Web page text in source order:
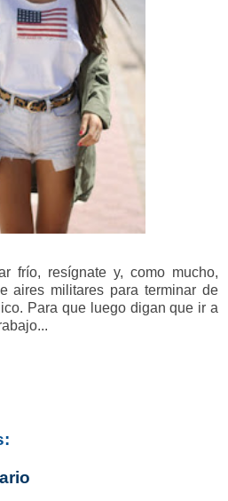
frío, resígnate y, como mucho,
aires militares para terminar de
Para que luego digan que ir a